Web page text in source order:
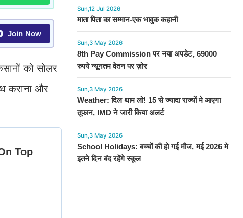
Join Now
को सोलर
कराना और
Sun,12 Jul 2026
माता पिता का सम्मान-एक भावुक कहानी
Sun,3 May 2026
8th Pay Commission पर नया अपडेट, 69000
रुपये न्यूनतम वेतन पर ज़ोर
Sun,3 May 2026
Weather: दिल थाम लो! 15 से ज्यादा राज्यों मे आएगा
तूफान, IMD ने जारी किया अलर्ट
Sun,3 May 2026
School Holidays: बच्चों की हो गई मौज, मई 2026 मे
इतने दिन बंद रहेंगे स्कूल